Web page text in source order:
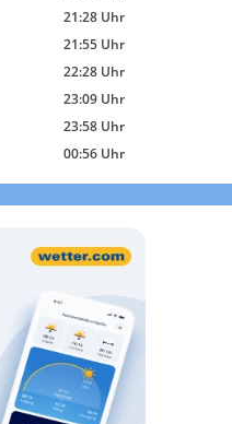
21:28 Uhr
21:55 Uhr
22:28 Uhr
23:09 Uhr
23:58 Uhr
00:56 Uhr